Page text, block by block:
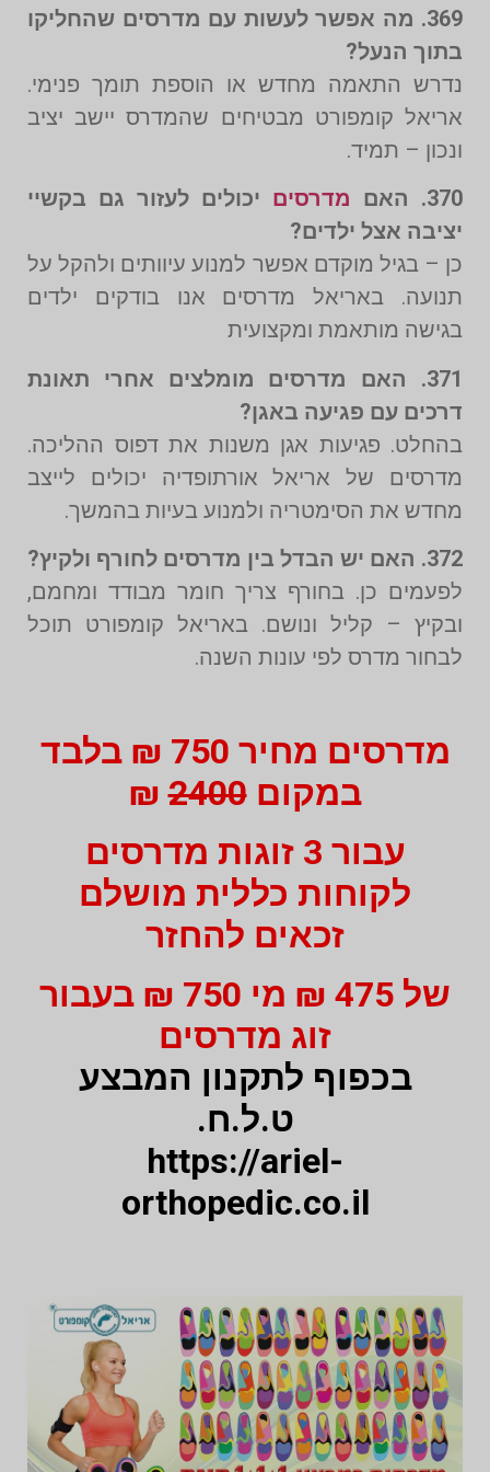
369. מה אפשר לעשות עם מדרסים שהחליקו
בתוך הנעל?
נדרש התאמה מחדש או הוספת תומך פנימי.
אריאל קומפורט מבטיחים שהמדרס יישב יציב
ונכון – תמיד.
370. האם
מדרסים יכולים לעזור גם בקשיי
יציבה אצל ילדים?
כן – בגיל מוקדם אפשר למנוע עיוותים ולהקל על
תנועה. באריאל מדרסים אנו בודקים ילדים
בגישה מותאמת ומקצועית
371. האם מדרסים מומלצים אחרי תאונת
דרכים עם פגיעה באגן?
בהחלט. פגיעות אגן משנות את דפוס ההליכה.
מדרסים של אריאל אורתופדיה יכולים לייצב
מחדש את הסימטריה ולמנוע בעיות בהמשך.
372. האם יש הבדל בין מדרסים לחורף ולקיץ?
לפעמים כן. בחורף צריך חומר מבודד ומחמם,
ובקיץ – קליל ונושם. באריאל קומפורט תוכל
לבחור מדרס לפי עונות השנה.
מדרסים מחיר 750 ₪ בלבד
במקום2400
₪
עבור 3 זוגות מדרסים
לקוחות כללית מושלם
זכאים להחזר
של 475 ₪ מי 750 ₪ בעבור
זוג מדרסים
בכפוף לתקנון המבצע
ט.ל.ח.
https://ariel-
orthopedic.co.il